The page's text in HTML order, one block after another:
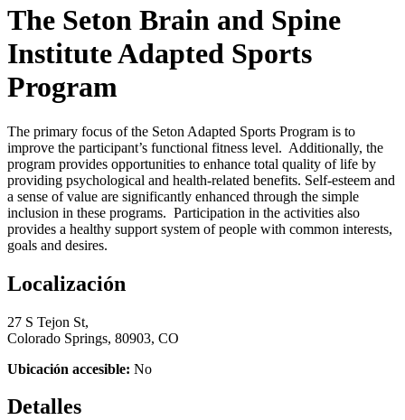
The Seton Brain and Spine
Institute Adapted Sports
Program
The primary focus of the Seton Adapted Sports Program is to
improve the participant’s functional fitness level. Additionally, the
program provides opportunities to enhance total quality of life by
providing psychological and health-related benefits. Self-esteem and
a sense of value are significantly enhanced through the simple
inclusion in these programs. Participation in the activities also
provides a healthy support system of people with common interests,
goals and desires.
Localización
27 S Tejon St,
Colorado Springs, 80903, CO
Ubicación accesible: No
Detalles